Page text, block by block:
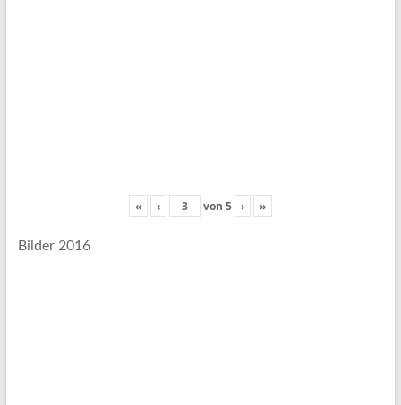
« ‹ von 5 › »
Bilder 2016